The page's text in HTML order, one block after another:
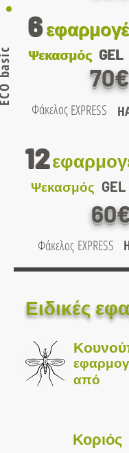
6
Ψεκασμός GEL
Ψεκασμός GEL
70€
EXPRESS
Φάκελος
12
Ψεκασμός GEL
EXPRESS
Φάκελος
Ειδικές
από
Κοριός